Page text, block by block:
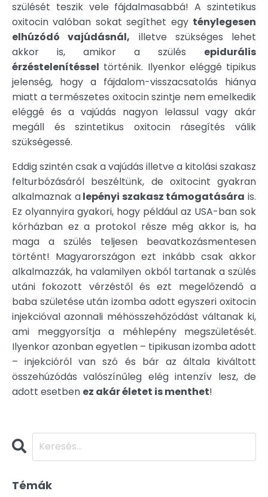
szülését teszik vele fájdalmasabbá! A szintetikus
oxitocin valóban sokat segíthet egy ténylegesen
elhúzódó vajúdásnál, illetve szükséges lehet
akkor is, amikor a szülés epidurális
érzéstelenítéssel történik. Ilyenkor eléggé tipikus
jelenség, hogy a fájdalom-visszacsatolás hiánya
miatt a természetes oxitocin szintje nem emelkedik
eléggé és a vajúdás nagyon lelassul vagy akár
megáll és szintetikus oxitocin rásegítés válik
szükségessé.
Eddig szintén csak a vajúdás illetve a kitolási szakasz
felturbózásáról beszéltünk, de oxitocint gyakran
alkalmaznak alepényi szakasz támogatására is.
Ez olyannyira gyakori, hogy például az USA-ban sok
kórházban ez a protokol része még akkor is, ha
maga a szülés teljesen beavatkozásmentesen
történt! Magyarországon ezt inkább csak akkor
alkalmazzák, ha valamilyen okból tartanak a szülés
utáni fokozott vérzéstől és ezt megelőzendő a
baba születése után izomba adott egyszeri oxitocin
injekcióval azonnali méhösszehőzódást váltanak ki,
ami meggyorsítja a méhlepény megszületését.
Ilyenkor azonban egyetlen – tipikusan izomba adott
– injekcióról van szó és bár az általa kiváltott
összehúzódás valószínűleg elég intenzív lesz, de
adott esetben ez akár életet is menthet!
Témák